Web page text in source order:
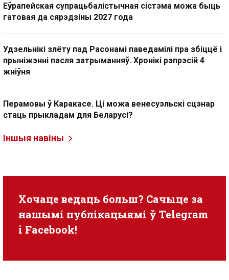
Еўрапейская супрацьбалістычная сістэма можа быць
гатовая да сярэдзіны 2027 года
Удзельнікі злёту пад Расонамі паведамілі пра збіццё і
прыніжэнні пасля затрыманняў. Хронікі рэпрэсій 4
жніўня
Перамовы ў Каракасе. Ці можа венесуэльскі сцэнар
стаць прыкладам для Беларусі?
Іншыя навіны
Хочаце ведаць больш? Сачыце за
нашымі публікацыямі ў Telegram
i Facebook!